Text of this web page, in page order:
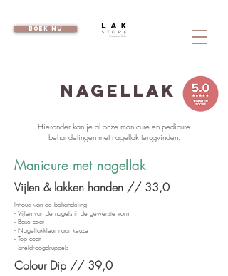
boek nu
nagellak
Hieronder kan je al onze manicure en pedicure
behandelingen met nagellak terugvinden.
Manicure met nagellak
Vijlen & lakken handen // 33,0
Inhoud van de behandeling:
- Vijlen van de nagels in de gewenste vorm
- Base coat
- Nagellakkleur naar keuze
- Top coat
- Sneldroogdruppels
Colour Dip // 39,0